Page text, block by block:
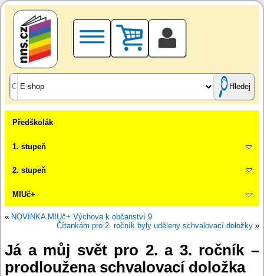
Hledej
Předškolák
1. stupeň
2. stupeň
MIUč+
« NOVINKA MIUč+ Výchova k občanství 9
Čítankám pro 2. ročník byly uděleny schvalovací doložky»
Já a můj svět pro 2. a 3. ročník –
prodloužena schvalovací doložka